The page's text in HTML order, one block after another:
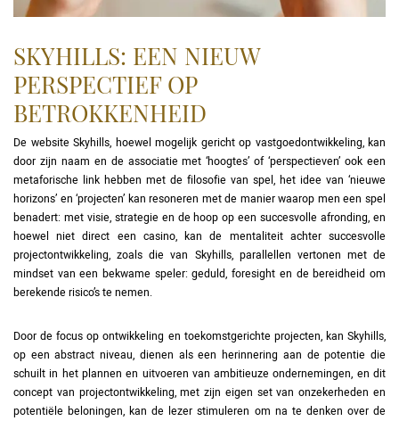
SKYHILLS: EEN NIEUW
PERSPECTIEF OP
BETROKKENHEID
De website Skyhills, hoewel mogelijk gericht op vastgoedontwikkeling, kan
door zijn naam en de associatie met ‘hoogtes’ of ‘perspectieven’ ook een
metaforische link hebben met de filosofie van spel, het idee van ‘nieuwe
horizons’ en ‘projecten’ kan resoneren met de manier waarop men een spel
benadert: met visie, strategie en de hoop op een succesvolle afronding, en
hoewel niet direct een casino, kan de mentaliteit achter succesvolle
projectontwikkeling, zoals die van Skyhills, parallellen vertonen met de
mindset van een bekwame speler: geduld, foresight en de bereidheid om
berekende risico’s te nemen.
Door de focus op ontwikkeling en toekomstgerichte projecten, kan Skyhills,
op een abstract niveau, dienen als een herinnering aan de potentie die
schuilt in het plannen en uitvoeren van ambitieuze ondernemingen, en dit
concept van projectontwikkeling, met zijn eigen set van onzekerheden en
potentiële beloningen, kan de lezer stimuleren om na te denken over de